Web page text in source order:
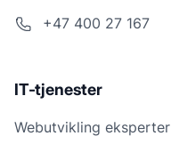
+47 400 27 167
IT-tjenester
Webutvikling eksperter